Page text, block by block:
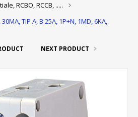
RCBO, RCCB, .....
30MA, TIP A, B 25A, 1P+N, 1MD, 6KA,
NEXT PRODUCT